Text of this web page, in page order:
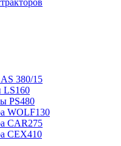
380/15
LS160
PS480
WOLF130
CAR275
CEX410